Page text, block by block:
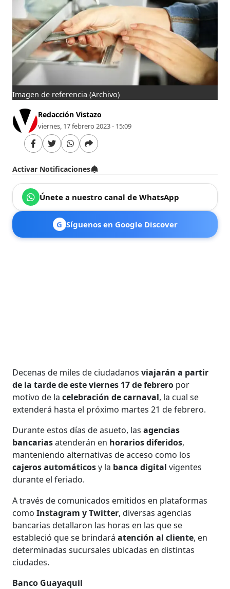
Imagen de referencia (Archivo)
Redacción Vistazo
viernes, 17 febrero 2023 - 15:09
Activar Notificaciones
Únete a nuestro canal de WhatsApp
G Síguenos en Google Discover
Decenas de miles de ciudadanos viajarán a partir
de la tarde de este viernes 17 de febrero por
motivo de lacelebración de carnaval, la cual se
extenderá hasta el próximo martes 21 de febrero.
Durante estos días de asueto, las agencias
bancariasatenderán en horarios diferidos,
manteniendo alternativas de acceso como los
cajeros automáticosy la banca digitalvigentes
durante el feriado.
A través de comunicados emitidos en plataformas
comoInstagram y Twitter, diversas agencias
bancarias detallaron las horas en las que se
estableció que se brindará atención al cliente, en
determinadas sucursales ubicadas en distintas
ciudades.
Banco Guayaquil